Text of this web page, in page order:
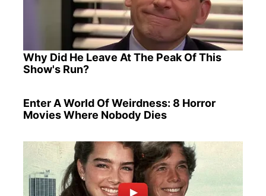
Why Did He Leave At The Peak Of This
Show's Run?
Enter A World Of Weirdness: 8 Horror
Movies Where Nobody Dies